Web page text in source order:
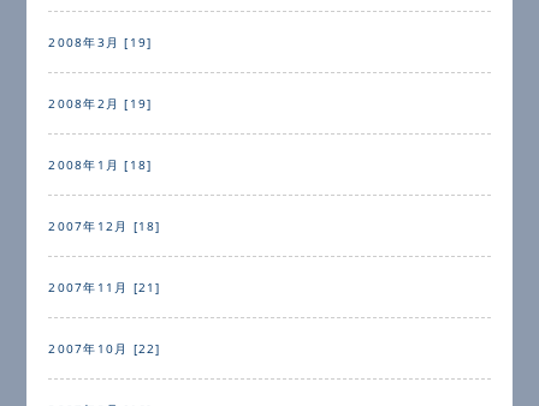
2008年3月 [19]
2008年2月 [19]
2008年1月 [18]
2007年12月 [18]
2007年11月 [21]
2007年10月 [22]